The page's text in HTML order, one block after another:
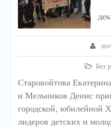
Без
Старовойтова
и Мельников Денис
городской, юбилейной
лидеров детских и